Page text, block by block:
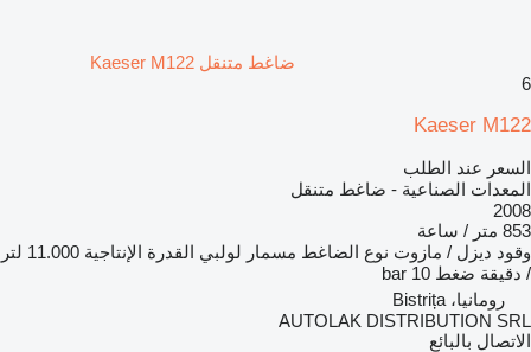
ضاغط متنقل Kaeser M122
6
Kaeser M122
السعر عند الطلب
المعدات الصناعية - ضاغط متنقل
2008
853 متر / ساعة
وقود ديزل / مازوت نوع الضاغط مسمار لولبي القدرة الإنتاجية
11.000 لتر
/ دقيقة ضغط 10 bar
رومانيا، Bistrița
AUTOLAK DISTRIBUTION SRL
الاتصال بالبائع